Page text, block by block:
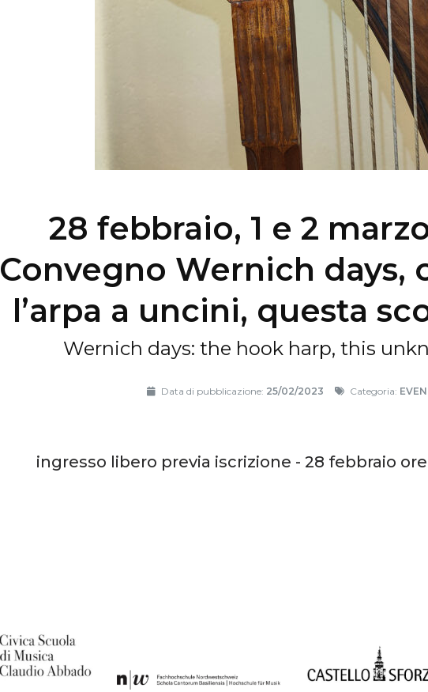
28 febbraio, 1 e 2
Convegno Wernich days,
l’arpa a uncini, questa
Wernich days: the hook harp, this
Data di pubblicazione: 25/02/2023 Categoria:
ingresso libero previa iscrizione - 28 febbraio